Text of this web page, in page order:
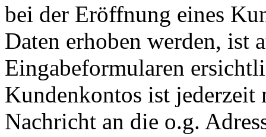
bei der Eröffnung eines
Daten erhoben werden, ist
Eingabeformularen
Kundenkontos ist
Nachricht an die o.g.